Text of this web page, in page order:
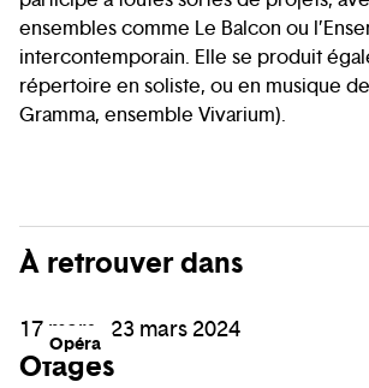
ensembles comme Le Balcon ou
intercontemporain. Elle se produit
répertoire en soliste, ou en musique
Gramma, ensemble Vivarium).
À retrouver dans
Opéra
17 mars - 23 mars 2024
Otages